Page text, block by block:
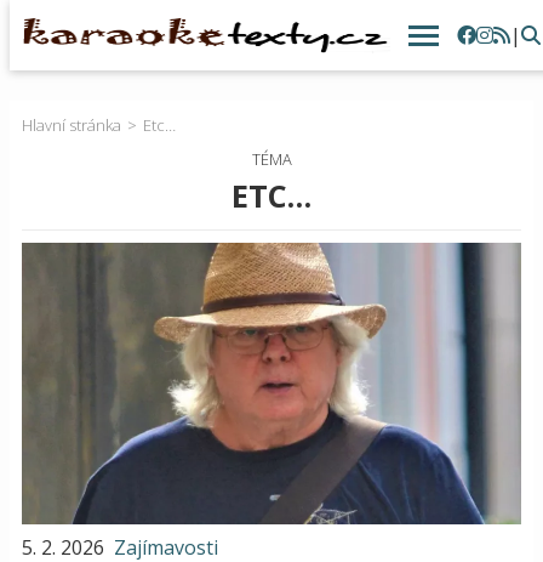
|
Hlavní stránka
Etc…
TÉMA
ETC…
5. 2. 2026 Zajímavosti